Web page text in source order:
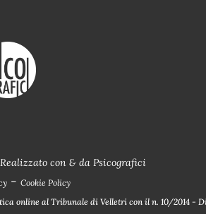
con & da Psicografici
- Cookie Policy
online al Tribunale di Velletri con il n. 10/2014 -